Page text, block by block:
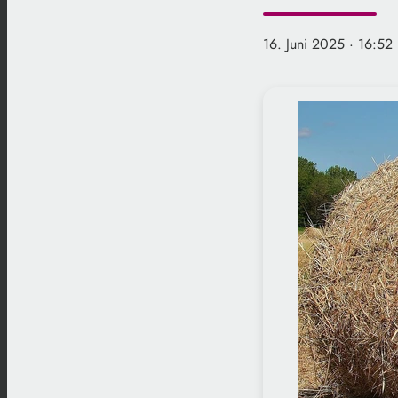
16. Juni 2025 · 16:52